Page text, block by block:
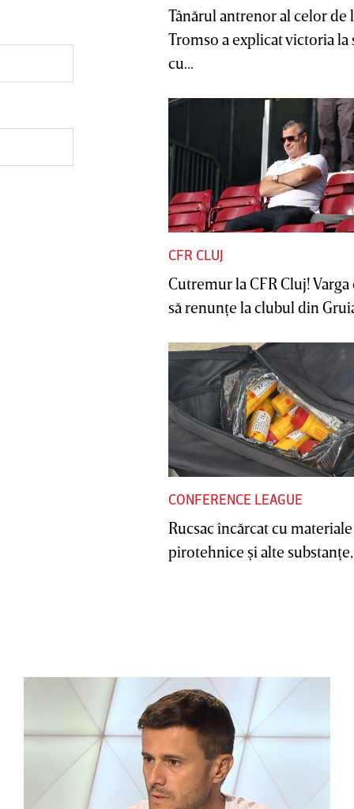
Tânărul antrenor al celor de
Tromso a explicat victoria la
cu...
CFR CLUJ
Cutremur la CFR Cluj! Varga
să renunţe la clubul din
CONFERENCE LEAGUE
Rucsac încărcat cu materiale
pirotehnice şi alte substanţe,